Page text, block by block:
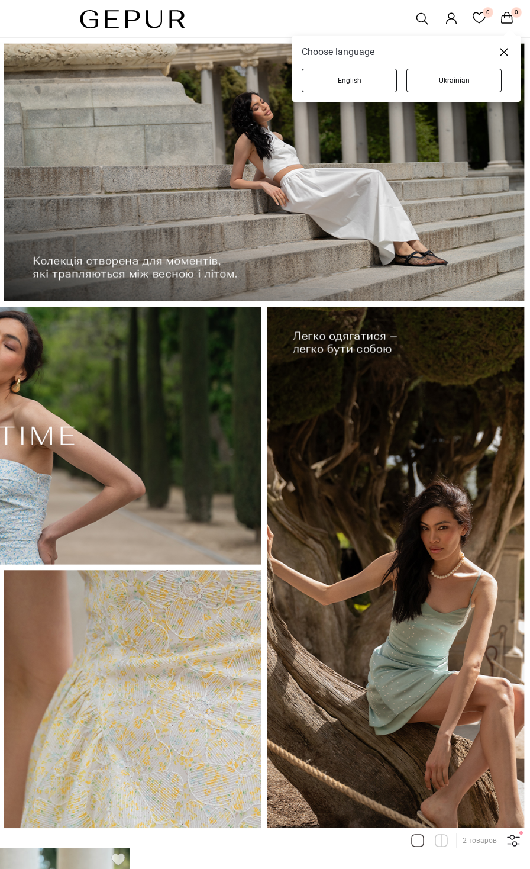
0 0
2 товаров
Choose language
English Ukrainian